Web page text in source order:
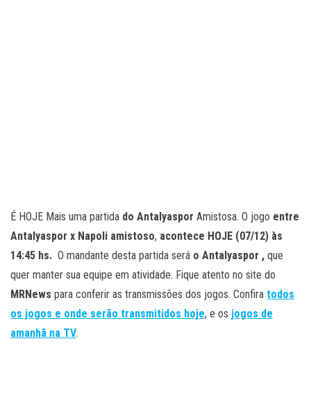
É HOJE Mais uma partida do Antalyaspor Amistosa. O jogo entre
Antalyaspor x Napoli amistoso, acontece HOJE (07/12) às
14:45 hs. O mandante desta partida será o Antalyaspor , que
quer manter sua equipe em atividade. Fique atento no site do
MRNews para conferir as transmissões dos jogos. Confira todos
os jogos e onde serão transmitidos hoje, e os jogos de
amanhã na TV.